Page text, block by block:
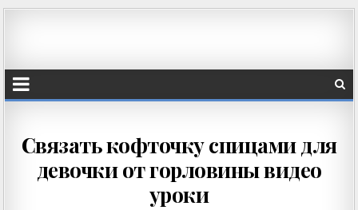
Связать кофточку спицами для
девочки от горловины видео
уроки